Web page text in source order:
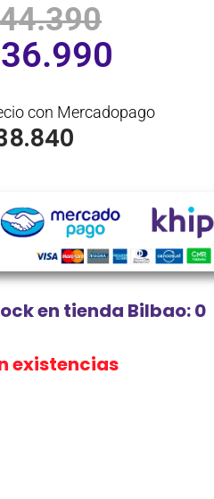
36.990
con Mercadopago
en tienda Bilbao: 0
existencias